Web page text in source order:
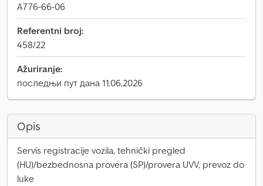
A776-66-06
Referentni broj:
458/22
Ažuriranje:
последњи пут дана 11.06.2026
Opis
Servis registracije vozila, tehnički pregled
(HU)/bezbednosna provera (SP)/provera UVV, prevoz do
luke